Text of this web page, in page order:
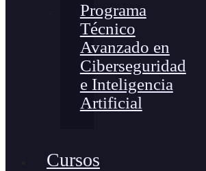
Programa
Técnico
Avanzado en
Ciberseguridad
e Inteligencia
Artificial
Cursos